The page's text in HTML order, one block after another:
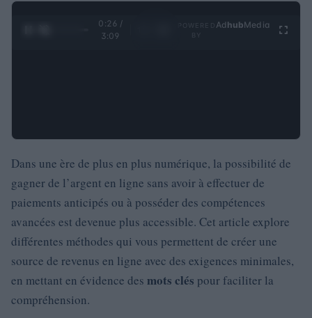
0:27 /
3:09
Ad hubMedia
Dans une ère de plus en plus numérique, la possibilité de
gagner de l’argent en ligne sans avoir à effectuer de
paiements anticipés ou à posséder des compétences
avancées est devenue plus accessible. Cet article explore
différentes méthodes qui vous permettent de créer une
source de revenus en ligne avec des exigences minimales,
en mettant en évidence des mots clés pour faciliter la
compréhension.